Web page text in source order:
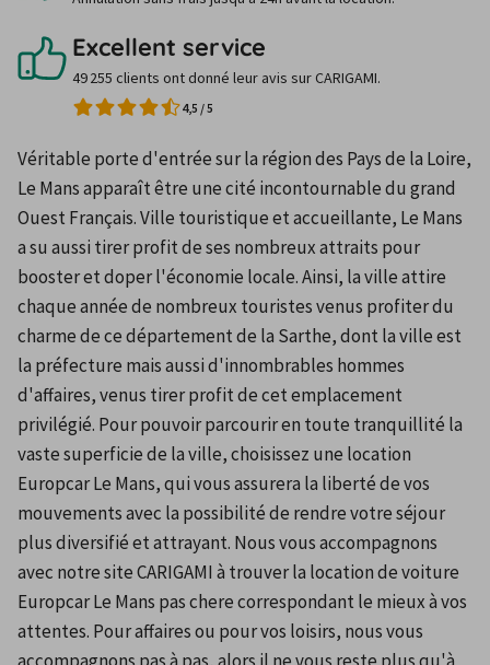
Excellent service
49 255 clients ont donné leur avis sur CARIGAMI.
4,5 /5
Véritable porte d'entrée sur la région des Pays de la Loire,
Le Mans apparaît être une cité incontournable du grand
Ouest Français. Ville touristique et accueillante, Le Mans
a su aussi tirer profit de ses nombreux attraits pour
booster et doper l'économie locale. Ainsi, la ville attire
chaque année de nombreux touristes venus profiter du
charme de ce département de la Sarthe, dont la ville est
la préfecture mais aussi d'innombrables hommes
d'affaires, venus tirer profit de cet emplacement
privilégié. Pour pouvoir parcourir en toute tranquillité la
vaste superficie de la ville, choisissez une location
Europcar Le Mans, qui vous assurera la liberté de vos
mouvements avec la possibilité de rendre votre séjour
plus diversifié et attrayant. Nous vous accompagnons
avec notre site CARIGAMI à trouver la location de voiture
Europcar Le Mans pas chere correspondant le mieux à vos
attentes. Pour affaires ou pour vos loisirs, nous vous